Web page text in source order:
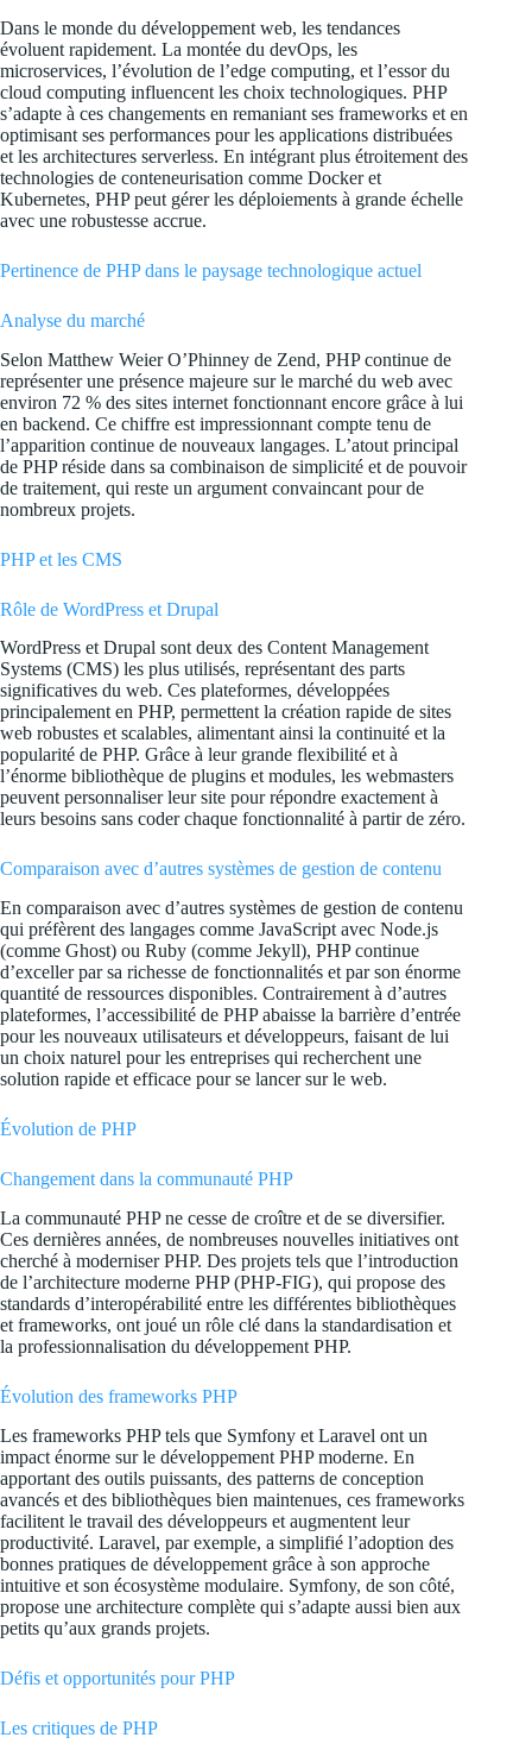
Dans le monde du développement web, les tendances
évoluent rapidement. La montée du devOps, les
microservices, l’évolution de l’edge computing, et l’essor du
cloud computing influencent les choix technologiques. PHP
s’adapte à ces changements en remaniant ses frameworks et en
optimisant ses performances pour les applications distribuées
et les architectures serverless. En intégrant plus étroitement des
technologies de conteneurisation comme Docker et
Kubernetes, PHP peut gérer les déploiements à grande échelle
avec une robustesse accrue.
Pertinence de PHP dans le paysage technologique actuel
Analyse du marché
Selon Matthew Weier O’Phinney de Zend, PHP continue de
représenter une présence majeure sur le marché du web avec
environ 72 % des sites internet fonctionnant encore grâce à lui
en backend. Ce chiffre est impressionnant compte tenu de
l’apparition continue de nouveaux langages. L’atout principal
de PHP réside dans sa combinaison de simplicité et de pouvoir
de traitement, qui reste un argument convaincant pour de
nombreux projets.
PHP et les CMS
Rôle de WordPress et Drupal
WordPress et Drupal sont deux des Content Management
Systems (CMS) les plus utilisés, représentant des parts
significatives du web. Ces plateformes, développées
principalement en PHP, permettent la création rapide de sites
web robustes et scalables, alimentant ainsi la continuité et la
popularité de PHP. Grâce à leur grande flexibilité et à
l’énorme bibliothèque de plugins et modules, les webmasters
peuvent personnaliser leur site pour répondre exactement à
leurs besoins sans coder chaque fonctionnalité à partir de zéro.
Comparaison avec d’autres systèmes de gestion de contenu
En comparaison avec d’autres systèmes de gestion de contenu
qui préfèrent des langages comme JavaScript avec Node.js
(comme Ghost) ou Ruby (comme Jekyll), PHP continue
d’exceller par sa richesse de fonctionnalités et par son énorme
quantité de ressources disponibles. Contrairement à d’autres
plateformes, l’accessibilité de PHP abaisse la barrière d’entrée
pour les nouveaux utilisateurs et développeurs, faisant de lui
un choix naturel pour les entreprises qui recherchent une
solution rapide et efficace pour se lancer sur le web.
Évolution de PHP
Changement dans la communauté PHP
La communauté PHP ne cesse de croître et de se diversifier.
Ces dernières années, de nombreuses nouvelles initiatives ont
cherché à moderniser PHP. Des projets tels que l’introduction
de l’architecture moderne PHP (PHP-FIG), qui propose des
standards d’interopérabilité entre les différentes bibliothèques
et frameworks, ont joué un rôle clé dans la standardisation et
la professionnalisation du développement PHP.
Évolution des frameworks PHP
Les frameworks PHP tels que Symfony et Laravel ont un
impact énorme sur le développement PHP moderne. En
apportant des outils puissants, des patterns de conception
avancés et des bibliothèques bien maintenues, ces frameworks
facilitent le travail des développeurs et augmentent leur
productivité. Laravel, par exemple, a simplifié l’adoption des
bonnes pratiques de développement grâce à son approche
intuitive et son écosystème modulaire. Symfony, de son côté,
propose une architecture complète qui s’adapte aussi bien aux
petits qu’aux grands projets.
Défis et opportunités pour PHP
Les critiques de PHP